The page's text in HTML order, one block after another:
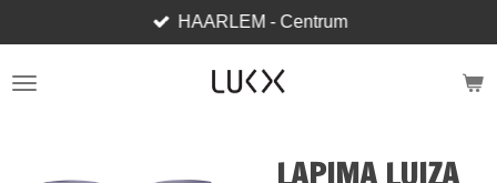
to
main
HAARLEM - Centrum
LAPIMA LUIZA